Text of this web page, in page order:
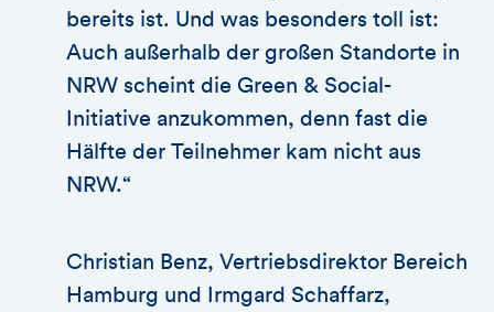
bereits ist. Und was besonders toll ist:
Auch außerhalb der großen Standorte in
NRW scheint die Green & Social-
Initiative anzukommen, denn fast die
Hälfte der Teilnehmer kam nicht aus
NRW.“
Christian Benz, Vertriebsdirektor Bereich
Hamburg und Irmgard Schaffarz,